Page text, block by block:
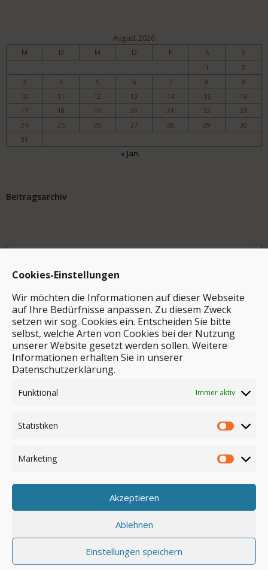
Cookies-Einstellungen
Wir möchten die Informationen auf dieser Webseite
auf Ihre Bedürfnisse anpassen. Zu diesem Zweck
setzen wir sog. Cookies ein. Entscheiden Sie bitte
selbst, welche Arten von Cookies bei der Nutzung
unserer Website gesetzt werden sollen. Weitere
Informationen erhalten Sie in unserer
Datenschutzerklärung.
Funktional Immer aktiv
Statistiken
Marketing
Akzeptieren
Ablehnen
Einstellungen speichern
August 2026
M D M D F S S
1
2
3
4 5 6 7 8
9
10
11 12 13 14 15
16
17
18 19 20 21 22
23
24
25 26 27 28 29
30
31
« Jan.
Beitragsarchiv
Archiv
Stichwortsuche
Anmelden
© by safar-reiseblog.de